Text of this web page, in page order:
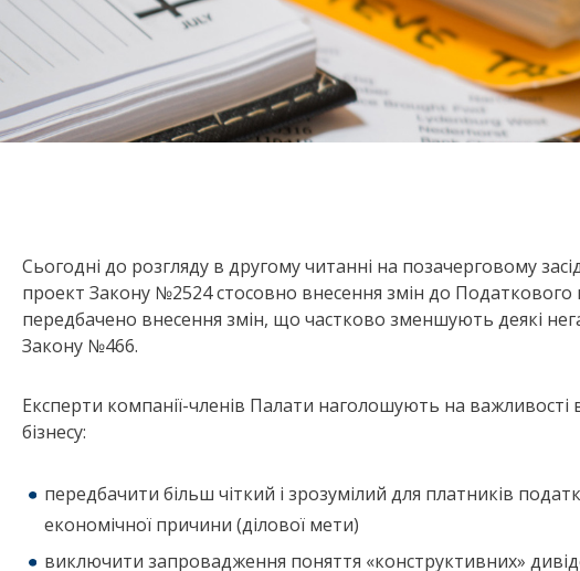
Сьогодні до розгляду в другому читанні на позачерговому
проект Закону №2524 стосовно внесення змін до
передбачено внесення змін, що частково зменшують деякі
Закону №466.
Експерти компанії-членів Палати наголошують на важливості
бізнесу:
передбачити більш чіткий і зрозумілий для платників
економічної причини (ділової мети)
виключити запровадження поняття «конструктивних»